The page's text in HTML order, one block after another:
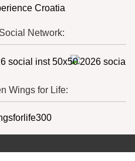
Network:
Wings for Life: